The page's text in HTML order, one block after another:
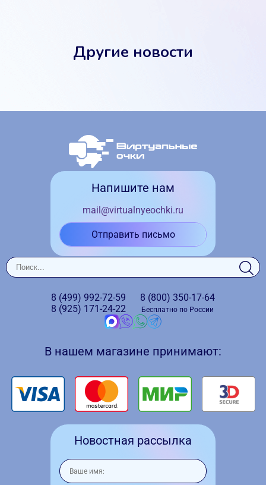
Другие новости
Напишите нам
mail@virtualnyeochki.ru
Отправить письмо
8 (499) 992-72-59
8 (925) 171-24-22
8 (800) 350-17-64
Бесплатно по России
В нашем магазине принимают:
Новостная рассылка